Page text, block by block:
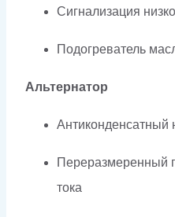
Сигнализация
Подогреватель
Альтернатор
Антиконденсатный
Переразмеренный
тока